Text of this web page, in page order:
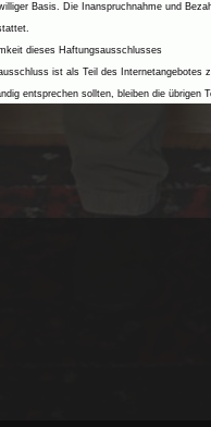
Basis. Die Inanspruchnahme und
dieses Haftungsausschlusses
ist als Teil des Internetangebotes
entsprechen sollten, bleiben die übrigen